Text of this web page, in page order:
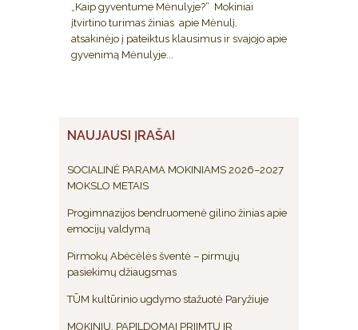
„Kaip gyventume Mėnulyje?“ Mokiniai
įtvirtino turimas žinias apie Mėnulį,
atsakinėjo į pateiktus klausimus ir svajojo apie
gyvenimą Mėnulyje...
NAUJAUSI ĮRAŠAI
SOCIALINĖ PARAMA MOKINIAMS 2026–2027
MOKSLO METAIS
Progimnazijos bendruomenė gilino žinias apie
emocijų valdymą
Pirmokų Abėcėlės šventė – pirmųjų
pasiekimų džiaugsmas
TŪM kultūrinio ugdymo stažuotė Paryžiuje
MOKINIŲ, PAPILDOMAI PRIIMTŲ IR